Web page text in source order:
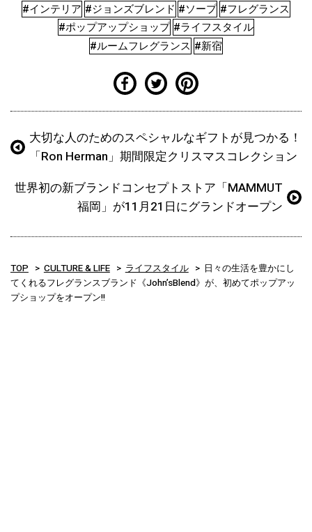
#インテリア #ジョンズブレンド #ソープ #フレグランス
#ポップアップショップ #ライフスタイル
#ルームフレグランス #新宿
大切な人のためのスペシャルなギフトが見つかる！
「Ron Herman」期間限定クリスマスコレクション
世界初の新ブランドコンセプトストア「MAMMUT
福岡」が11月21日にグランドオープン
TOP CULTURE & LIFE ライフスタイル
日々の生活を豊かにし
てくれるフレグランスブランド《John’sBlend》が、初めてポップアッ
プショップをオープン!!